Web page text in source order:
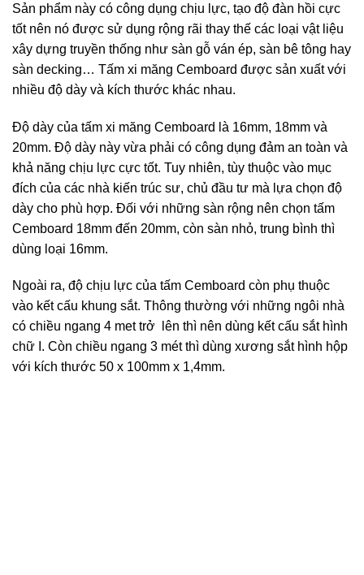
Sản phẩm này có công dụng chịu lực, tạo độ đàn hồi cực
tốt nên nó được sử dụng rộng rãi thay thế các loại vật liệu
xây dựng truyền thống như sàn gỗ ván ép, sàn bê tông hay
sàn decking… Tấm xi măng Cemboard được sản xuất với
nhiều độ dày và kích thước khác nhau.
Độ dày của tấm xi măng Cemboard là 16mm, 18mm và
20mm. Độ dày này vừa phải có công dụng đảm an toàn và
khả năng chịu lực cực tốt. Tuy nhiên, tùy thuộc vào mục
đích của các nhà kiến trúc sư, chủ đầu tư mà lựa chọn độ
dày cho phù hợp. Đối với những sàn rộng nên chọn tấm
Cemboard 18mm đến 20mm, còn sàn nhỏ, trung bình thì
dùng loại 16mm.
Ngoài ra, độ chịu lực của tấm Cemboard còn phụ thuộc
vào kết cấu khung sắt. Thông thường với những ngôi nhà
có chiều ngang 4 met trở lên thì nên dùng kết cấu sắt hình
chữ I. Còn chiều ngang 3 mét thì dùng xương sắt hình hộp
với kích thước 50 x 100mm x 1,4mm.